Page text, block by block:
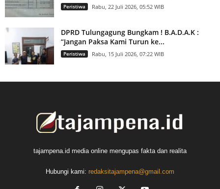
Peristiwa Rabu, 22 Juli 2026, 05:52 WIB
DPRD Tulungagung Bungkam ! B.A.D.A.K :
“Jangan Paksa Kami Turun ke...
Peristiwa Rabu, 15 Juli 2026, 07:22 WIB
tajampena.id media online mengupas fakta dan realita
Hubungi kami: redaksitajampena@gmail.com